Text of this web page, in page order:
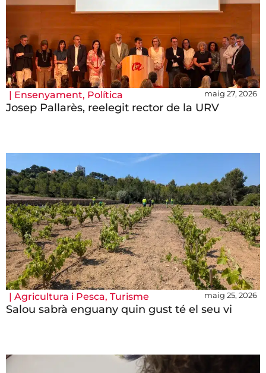
| Ensenyament, Política maig 27, 2026
Josep Pallarès, reelegit rector de la URV
| Agricultura i Pesca, Turisme maig 25, 2026
Salou sabrà enguany quin gust té el seu vi